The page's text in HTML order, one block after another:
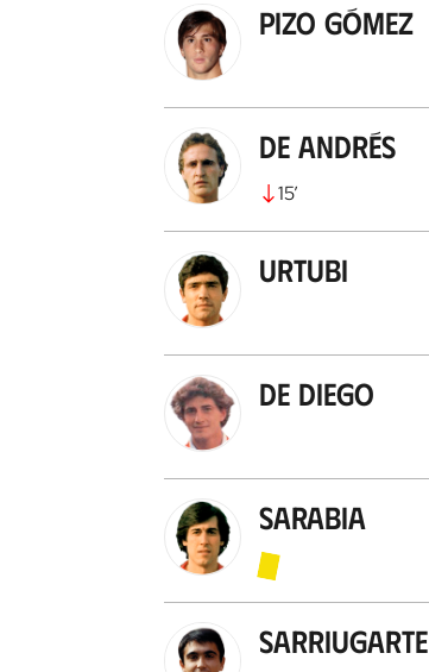
Pizo Gómez
De Andrés
15’
Urtubi
De Diego
Sarabia
Sarriugarte